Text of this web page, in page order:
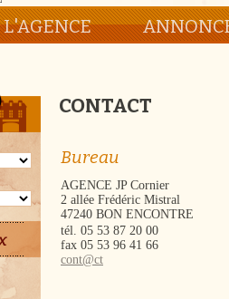
L'AGENCE
CONTACT
Bureau
AGENCE JP Cornier
2 allée Frédéric Mistral
47240 BON ENCONTRE
tél. 05 53 87 20 00
fax 05 53 96 41 66
cont@ct